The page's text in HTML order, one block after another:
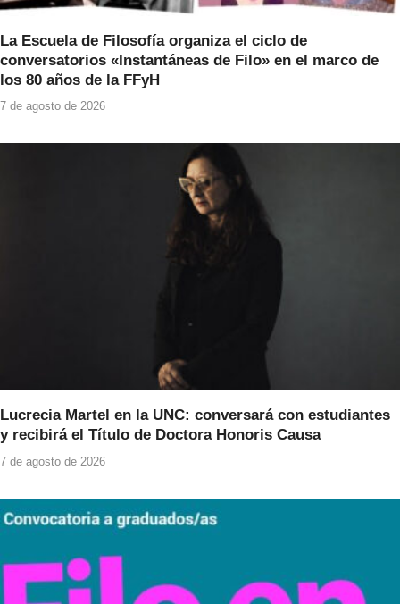
La Escuela de Filosofía organiza el ciclo de
conversatorios «Instantáneas de Filo» en el marco de
los 80 años de la FFyH
7 de agosto de 2026
Lucrecia Martel en la UNC: conversará con estudiantes
y recibirá el Título de Doctora Honoris Causa
7 de agosto de 2026